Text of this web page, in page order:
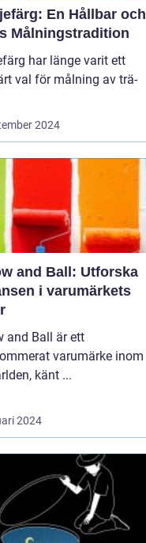
En Hållbar och
Målningstradition
har länge varit ett
val för målning av trä-
2024
and Ball: Utforska
i varumärkets
and Ball är ett
varumärke inom
känt ...
2024